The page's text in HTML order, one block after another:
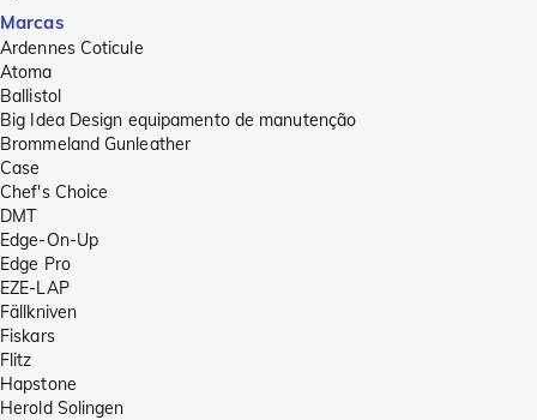
Marcas
Ardennes Coticule
Atoma
Ballistol
Big Idea Design equipamento de manutenção
Brommeland Gunleather
Case
Chef's Choice
DMT
Edge-On-Up
Edge Pro
EZE-LAP
Fällkniven
Fiskars
Flitz
Hapstone
Herold Solingen